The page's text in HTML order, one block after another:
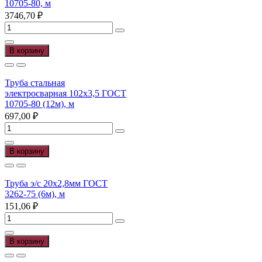
10705-80, м
3746,70 ₽
Количество
товара
Труба
э/
с
219х8,0
ГОСТ
10705-
80,
м
В корзину
Труба стальная
электросварная 102х3,5 ГОСТ
10705-80 (12м), м
697,00 ₽
Количество
товара
Труба
стальная
электросварная
102х3,5
ГОСТ
10705-
80
(12м),
м
В корзину
Труба э/с 20х2,8мм ГОСТ
3262-75 (6м), м
151,06 ₽
Количество
товара
Труба
э/
с
В корзину